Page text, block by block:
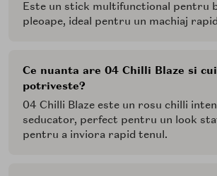
Este un stick multifunctional pentru
pleoape, ideal pentru un machiaj
Ce nuanta are 04 Chilli Blaze si
potriveste?
04 Chilli Blaze este un rosu chilli
seducator, perfect pentru un look
pentru a inviora rapid tenul.